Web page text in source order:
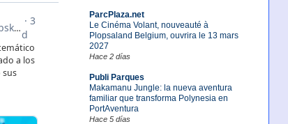
ParcPlaza.net
Le Cinéma Volant, nouveauté à
Plopsaland Belgium, ouvrira le 13 mars
2027
Hace 2 días
Publi Parques
Makamanu Jungle: la nueva aventura
familiar que transforma Polynesia en
PortAventura
Hace 5 días